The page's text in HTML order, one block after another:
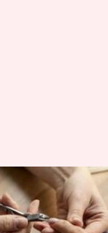
dari